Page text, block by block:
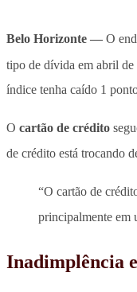
Belo Horizonte — O
tipo de dívida em abril de
índice tenha caído 1
O cartão de crédito
de crédito está trocando
“O cartão de
principalmente em
Inadimplência